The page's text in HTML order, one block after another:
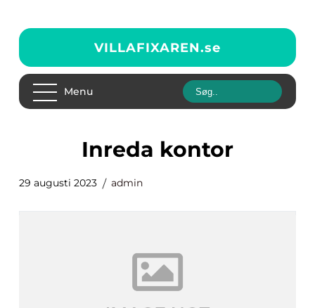
VILLAFIXAREN.se
Menu
inreda kontor
29 augusti 2023 admin